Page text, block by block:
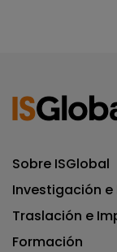
Sobre ISGlobal
Investigación
Traslación e
Formación